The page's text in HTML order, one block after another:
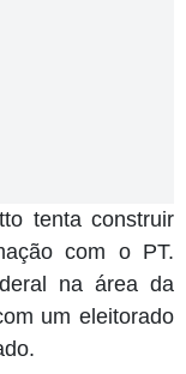
tenta construir
com o PT.
na área da
um eleitorado